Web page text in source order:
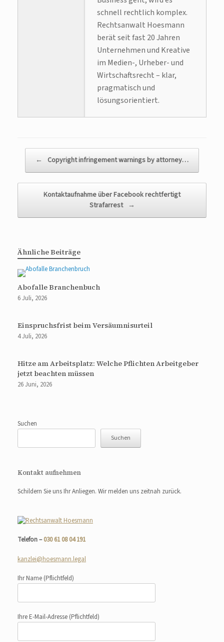
schnell rechtlich komplex.
Rechtsanwalt Hoesmann
berät seit fast 20 Jahren
Unternehmen und Kreative
im Medien-, Urheber- und
Wirtschaftsrecht – klar,
pragmatisch und
lösungsorientiert.
← Copyright infringement warnings by attorney…
Kontaktaufnahme über Facebook rechtfertigt
Strafarrest →
Ähnliche Beiträge
Abofalle Branchenbuch
6 Juli, 2026
Einspruchsfrist beim Versäumnisurteil
4 Juli, 2026
Hitze am Arbeitsplatz: Welche Pflichten Arbeitgeber
jetzt beachten müssen
26 Juni, 2026
Suchen
Suchen
Kontakt aufnehmen
Schildern Sie uns Ihr Anliegen. Wir melden uns zeitnah zurück.
Telefon –030 61 08 04 191
kanzlei@hoesmann.legal
Ihr Name (Pflichtfeld)
Ihre E-Mail-Adresse (Pflichtfeld)